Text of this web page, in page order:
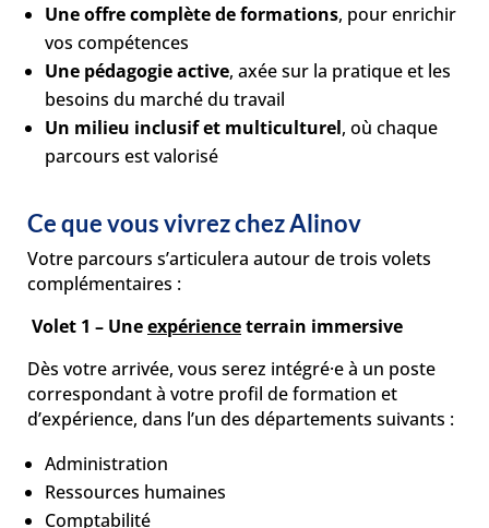
Une offre complète de formations, pour enrichir
vos compétences
Une pédagogie active, axée sur la pratique et les
besoins du marché du travail
Un milieu inclusif et multiculturel, où chaque
parcours est valorisé
Ce que vous vivrez chez Alinov
Votre parcours s’articulera autour de trois volets
complémentaires :
Volet 1 – Uneexpérienceterrain immersive
Dès votre arrivée, vous serez intégré·e à un poste
correspondant à votre profil de formation et
d’expérience, dans l’un des départements suivants :
Administration
Ressources humaines
Comptabilité